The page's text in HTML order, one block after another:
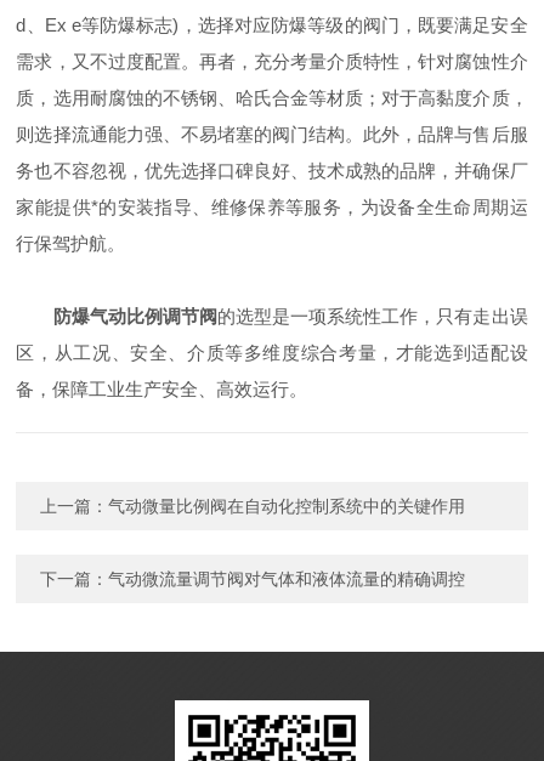
d、Ex e等防爆标志)，选择对应防爆等级的阀门，既要满足安全
需求，又不过度配置。再者，充分考量介质特性，针对腐蚀性介
质，选用耐腐蚀的不锈钢、哈氏合金等材质；对于高黏度介质，
则选择流通能力强、不易堵塞的阀门结构。此外，品牌与售后服
务也不容忽视，优先选择口碑良好、技术成熟的品牌，并确保厂
家能提供*的安装指导、维修保养等服务，为设备全生命周期运
行保驾护航。​
防爆气动比例调节阀的选型是一项系统性工作，只有走出误
区，从工况、安全、介质等多维度综合考量，才能选到适配设
备，保障工业生产安全、高效运行。
上一篇：气动微量比例阀在自动化控制系统中的关键作用
下一篇：气动微流量调节阀对气体和液体流量的精确调控